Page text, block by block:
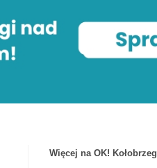
Więcej na OK! Kołobrzeg